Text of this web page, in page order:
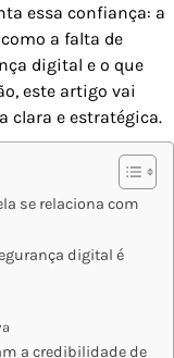
essa confiança: a
a falta de
digital e o que
este artigo vai
clara e estratégica.
se relaciona com
digital é
a credibilidade de